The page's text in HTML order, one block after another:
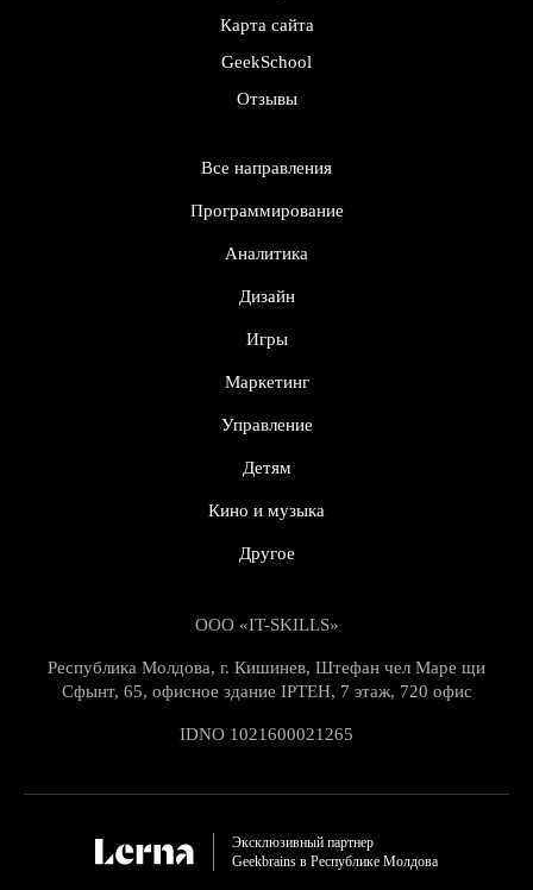
Карта сайта
GeekSchool
Отзывы
Все направления
Программирование
Аналитика
Дизайн
Игры
Маркетинг
Управление
Детям
Кино и музыка
Другое
ООО «IT-SKILLS»
Республика Молдова, г. Кишинев, Штефан чел Маре щи
Сфынт, 65, офисное здание IPTEH, 7 этаж, 720 офис
IDNO 1021600021265
Эксклюзивный партнер
Geekbrains в Республике Молдова